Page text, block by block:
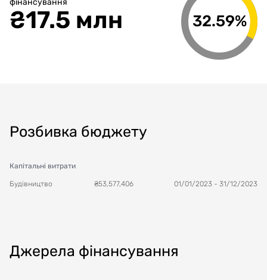
₴17.5 млн 32.59%
Розбивка бюджету
Капітальні витрати
Будівництво ₴53,577,406 01/01/2023 - 31/12/2023
Джерела фінансування